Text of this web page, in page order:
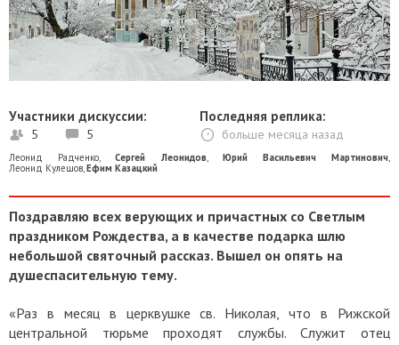
Участники дискуссии:
5 5
Последняя реплика:
больше месяца назад
Леонид Радченко ,Сергей Леонидов Юрий Васильевич Мартинович
Леонид Кулешов Ефим Казацкий
Поздравляю всех верующих и причастных со Светлым
праздником Рождества, а в качестве подарка шлю
небольшой святочный рассказ. Вышел он опять на
душеспасительную тему.
«Раз в месяц в церквушке св. Николая, что в Рижской
центральной тюрьме проходят службы. Служит отец